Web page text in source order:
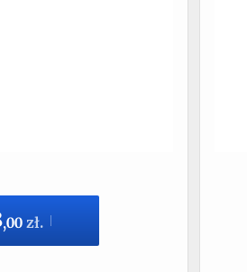
,00 zł.